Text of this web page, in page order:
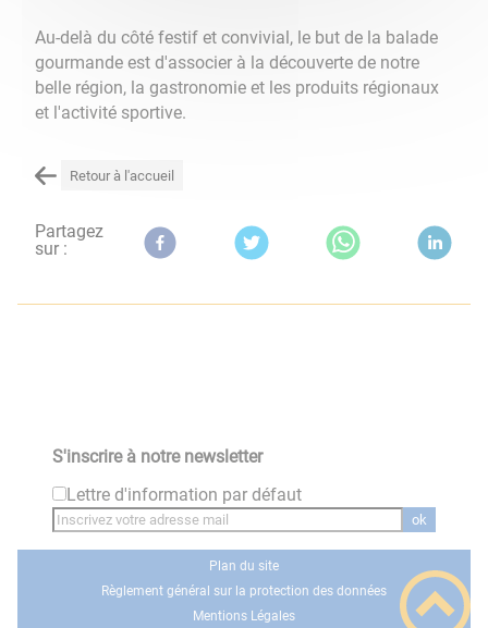
Au-delà du côté festif et convivial, le but de la balade
gourmande est d'associer à la découverte de notre
belle région, la gastronomie et les produits régionaux
et l'activité sportive.
Retour à l'accueil
Partagez
sur :
S'inscrire à notre newsletter
Lettre d'information par défaut
ok
Plan du site
Règlement général sur la protection des données
Mentions Légales